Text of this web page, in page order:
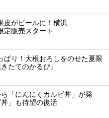
皮がビールに！横浜
定販売スタート
ぱり！大根おろしをのせた夏限
たてのかるび』
「にんにくカルビ丼」が発
」も待望の復活